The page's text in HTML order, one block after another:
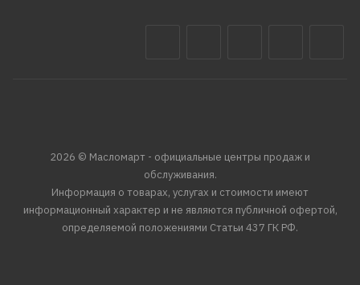
2026 © Масломарт - официальные центры продаж и
обслуживания.
Информация о товарах, услугах и стоимости имеют
информационный характер и не являются публичной офертой,
определяемой положениями Статьи 437 ГК РФ.